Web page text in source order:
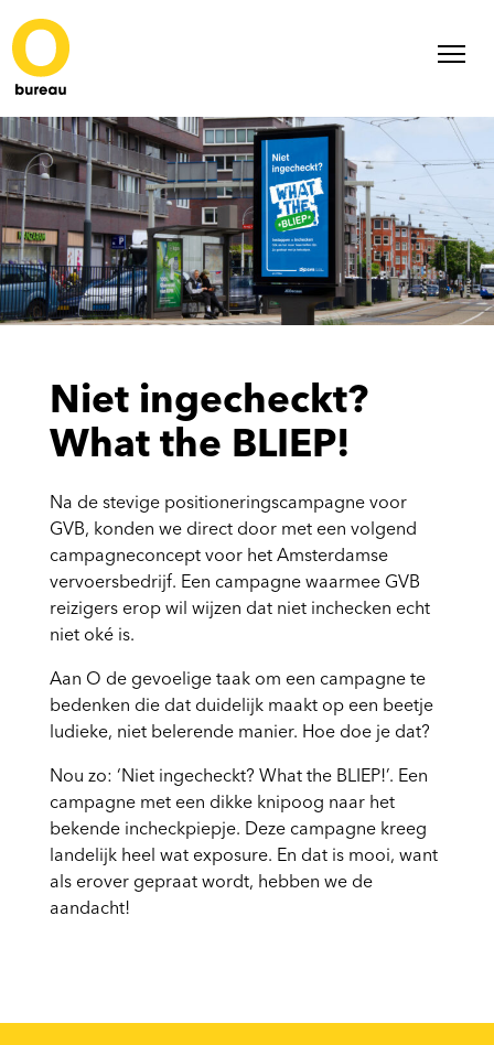
Niet ingecheckt?
What the BLIEP!
Na de stevige positioneringscampagne voor
GVB, konden we direct door met een volgend
campagneconcept voor het Amsterdamse
vervoersbedrijf. Een campagne waarmee GVB
reizigers erop wil wijzen dat niet inchecken echt
niet oké is.
Aan O de gevoelige taak om een campagne te
bedenken die dat duidelijk maakt op een beetje
ludieke, niet belerende manier. Hoe doe je dat?
Nou zo: ‘Niet ingecheckt? What the BLIEP!’. Een
campagne met een dikke knipoog naar het
bekende incheckpiepje. Deze campagne kreeg
landelijk heel wat exposure. En dat is mooi, want
als erover gepraat wordt, hebben we de
aandacht!